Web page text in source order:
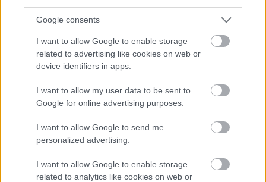
Google consents
I want to allow Google to enable storage
related to advertising like cookies on web or
device identifiers in apps.
I want to allow my user data to be sent to
Google for online advertising purposes.
I want to allow Google to send me
personalized advertising.
I want to allow Google to enable storage
related to analytics like cookies on web or